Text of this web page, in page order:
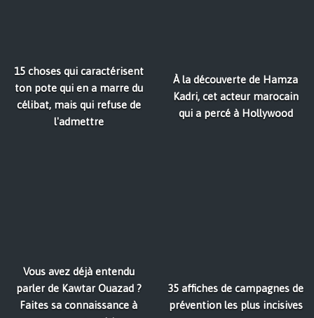
15 choses qui caractérisent
ton pote qui en a marre du
célibat, mais qui refuse de
l'admettre
À la découverte de Hamza
Kadri, cet acteur marocain
qui a percé à Hollywood
Vous avez déjà entendu
parler de Kawtar Ouazad ?
Faites sa connaissance à
35 affiches de campagnes de
prévention les plus incisives